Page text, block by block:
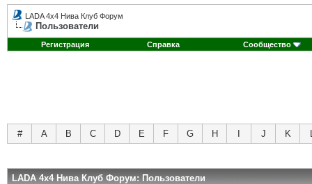
LADA 4x4 Нива Клуб Форум
Пользователи
Регистрация Справка Сообщество
# A B C D E F G H J K
LADA 4x4 Нива Клуб Форум: Пользователи